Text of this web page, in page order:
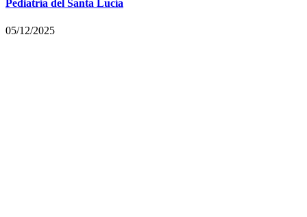
Pediatría del Santa Lucía
05/12/2025